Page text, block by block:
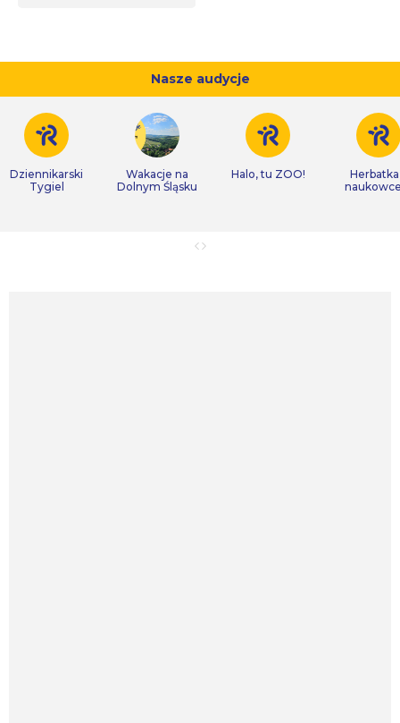
Nasze audycje
Dziennikarski
Tygiel
Wakacje na
Dolnym Śląsku
Halo, tu ZOO!